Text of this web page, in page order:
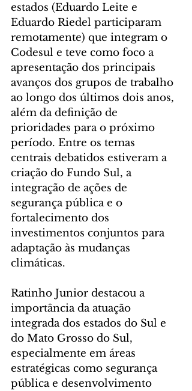
estados (Eduardo Leite e
Eduardo Riedel participaram
remotamente) que integram o
Codesul e teve como foco a
apresentação dos principais
avanços dos grupos de trabalho
ao longo dos últimos dois anos,
além da definição de
prioridades para o próximo
período. Entre os temas
centrais debatidos estiveram a
criação do Fundo Sul, a
integração de ações de
segurança pública e o
fortalecimento dos
investimentos conjuntos para
adaptação às mudanças
climáticas.
Ratinho Junior destacou a
importância da atuação
integrada dos estados do Sul e
do Mato Grosso do Sul,
especialmente em áreas
estratégicas como segurança
pública e desenvolvimento